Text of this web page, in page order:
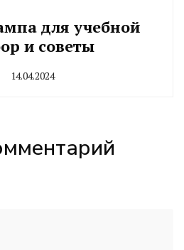
для учебной
и советы
14.04.2024